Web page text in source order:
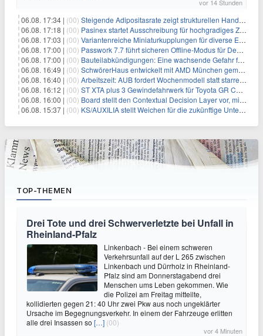
vor 14 Stunden
06.08. 17:34 | (00) Steigende Adipositasrate zeigt strukturellen Handlungsbedarf bei der Ernährung schulpflichtiger Kinder
06.08. 17:18 | (00) Pasinex startet Ausschreibung für hochgradiges Zinksulfidkonzentrat mit Germanium- und Silbergehalten und stellt ein Betriebsupdate bereit
06.08. 17:03 | (00) Variantenreiche Miniaturkupplungen für diverse Einsatzbereiche
06.08. 17:00 | (00) Passwork 7.7 führt sicheren Offline-Modus für Desktop- und Mobile-Apps ein
06.08. 17:00 | (00) Bauteilabkündigungen: Eine wachsende Gefahr für industrielle Elektroniksysteme
06.08. 16:49 | (00) SchwörerHaus entwickelt mit AMD München gemeinsam Tiny-Living-Konzepte und erhalten dafür den New Living Award
06.08. 16:40 | (00) Arbeitszeit: AUB fordert Wochenmodell statt starrer Tagesgrenze
06.08. 16:12 | (00) ST XTA plus 3 Gewindefahrwerk für Toyota GR Corolla entwickelt: Erstklassige Straßenlage in jeder Situation
06.08. 16:00 | (00) Board stellt den Contextual Decision Layer vor, mit dem Unternehmensdaten und KI-Investitionen in intelligentere Geschäftsentscheidungen umgesetzt wer
06.08. 15:37 | (00) KS/AUXILIA stellt Weichen für die zukünftige Unternehmensführung
TOP-THEMEN
Drei Tote und drei Schwerverletzte bei Unfall in
Rheinland-Pfalz
Linkenbach - Bei einem schweren
Verkehrsunfall auf der L 265 zwischen
Linkenbach und Dürrholz in Rheinland-
Pfalz sind am Donnerstagabend drei
Menschen ums Leben gekommen. Wie
die Polizei am Freitag mitteilte,
kollidierten gegen 21: 40 Uhr zwei Pkw aus noch ungeklärter
Ursache im Begegnungsverkehr. In einem der Fahrzeuge erlitten
alle drei Insassen so […] (00)
vor 4 Minuten